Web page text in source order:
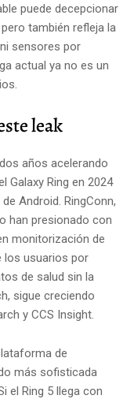
puede decepcionar
también refleja la
sensores por
actual ya no es un
leak
años acelerando
Galaxy Ring en 2024
Android. RingConn,
han presionado con
monitorización de
los usuarios por
de salud sin la
sigue creciendo
y CCS Insight.
de
más sofisticada
el Ring 5 llega con